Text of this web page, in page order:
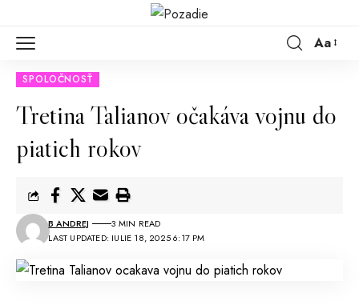
Aa
SPOLOČNOSŤ
Tretina Talianov očakáva vojnu do
piatich rokov
LAST UPDATED: IULIE 18, 2025 6:17 PM
B ANDREJ 3 MIN READ